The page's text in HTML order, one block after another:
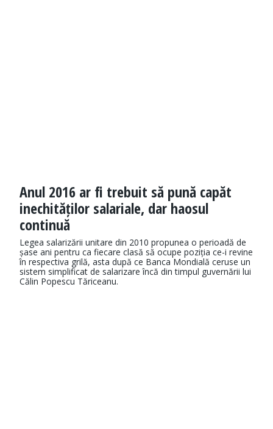
Anul 2016 ar fi trebuit să pună capăt
inechităților salariale, dar haosul
continuă
Legea salarizării unitare din 2010 propunea o perioadă de
șase ani pentru ca fiecare clasă să ocupe poziția ce-i revine
în respectiva grilă, asta după ce Banca Mondială ceruse un
sistem simplificat de salarizare încă din timpul guvernării lui
Călin Popescu Tăriceanu.